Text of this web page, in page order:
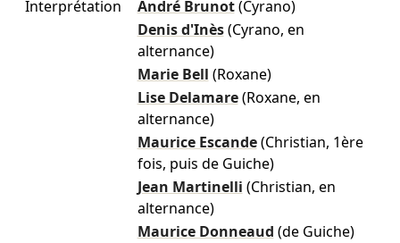
Interprétation André Brunot (Cyrano)
Denis d'Inès (Cyrano, en
alternance)
Marie Bell (Roxane)
Lise Delamare (Roxane, en
alternance)
Maurice Escande (Christian, 1ère
fois, puis de Guiche)
Jean Martinelli (Christian, en
alternance)
Maurice Donneaud (de Guiche)